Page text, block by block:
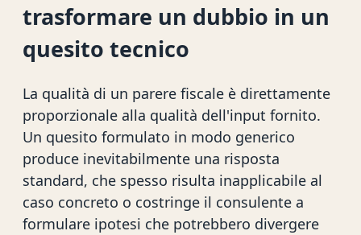
trasformare un dubbio in un
quesito tecnico
La qualità di un parere fiscale è direttamente
proporzionale alla qualità dell'input fornito.
Un quesito formulato in modo generico
produce inevitabilmente una risposta
standard, che spesso risulta inapplicabile al
caso concreto o costringe il consulente a
formulare ipotesi che potrebbero divergere